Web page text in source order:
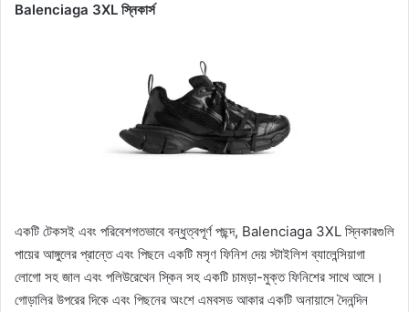
Balenciaga 3XL স্নিকার্স
একটি টেকসই এবং পরিবেশগতভাবে বন্ধুত্বপূর্ণ পছন্দ, Balenciaga 3XL স্নিকারগুলি
পায়ের আঙ্গুলের প্রান্তে এবং পিছনে একটি মসৃণ ফিনিশ দেয় স্টাইলিশ ব্যালেন্সিয়াগা
লোগো সহ জাল এবং পলিউরেথেন স্কিন সহ একটি চামড়া-মুক্ত ফিনিশের সাথে আসে।
গোড়ালির উপরের দিকে এবং পিছনের অংশে এমবসড আকার একটি অনায়াসে দৈনন্দিন